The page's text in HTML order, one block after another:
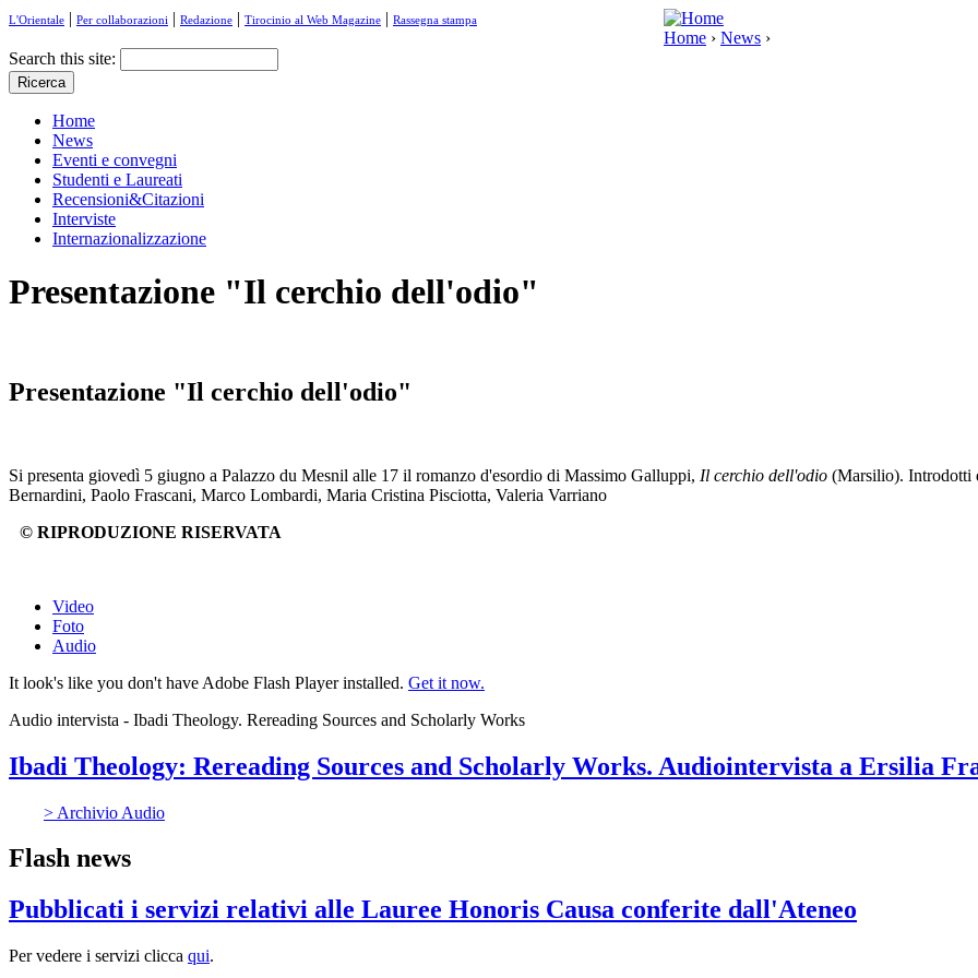
L'Orientale | Per collaborazioni | Redazione | Tirocinio al Web Magazine | Rassegna stampa
Home › News ›
Search this site:
Home
News
Eventi e convegni
Studenti e Laureati
Recensioni&Citazioni
Interviste
Internazionalizzazione
Presentazione "Il cerchio dell'odio"
Presentazione "Il cerchio dell'odio"
Si presenta giovedì 5 giugno a Palazzo du Mesnil alle 17 il romanzo d'esordio di Massimo Galluppi, Il cerchio dell'odio (Marsilio). Introdotti
Bernardini, Paolo Frascani, Marco Lombardi, Maria Cristina Pisciotta, Valeria Varriano
© RIPRODUZIONE RISERVATA
Video
Foto
Audio
It look's like you don't have Adobe Flash Player installed. Get it now.
Audio intervista - Ibadi Theology. Rereading Sources and Scholarly Works
Ibadi Theology: Rereading Sources and Scholarly Works. Audiointervista a Ersilia
> Archivio Audio
Flash news
Pubblicati i servizi relativi alle Lauree Honoris Causa conferite dall'Ateneo
Per vedere i servizi clicca qui.